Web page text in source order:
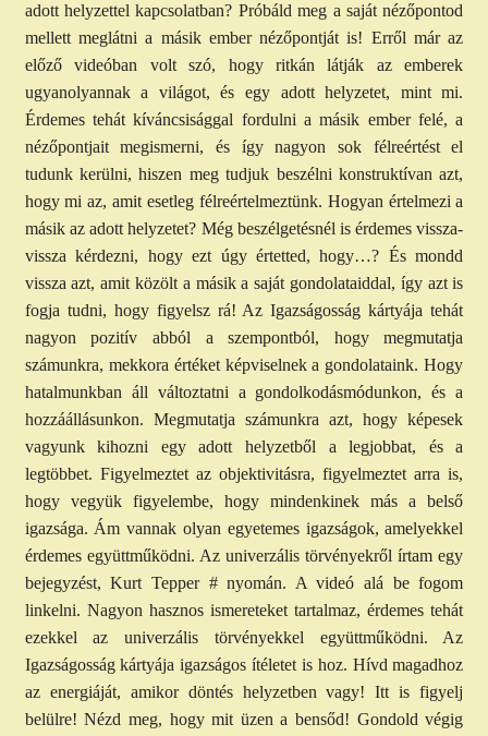
adott helyzettel kapcsolatban? Próbáld meg a saját nézőpontod
mellett meglátni a másik ember nézőpontját is! Erről már az
előző videóban volt szó, hogy ritkán látják az emberek
ugyanolyannak a világot, és egy adott helyzetet, mint mi.
Érdemes tehát kíváncsisággal fordulni a másik ember felé, a
nézőpontjait megismerni, és így nagyon sok félreértést el
tudunk kerülni, hiszen meg tudjuk beszélni konstruktívan azt,
hogy mi az, amit esetleg félreértelmeztünk. Hogyan értelmezi a
másik az adott helyzetet? Még beszélgetésnél is érdemes vissza-
vissza kérdezni, hogy ezt úgy értetted, hogy…? És mondd
vissza azt, amit közölt a másik a saját gondolataiddal, így azt is
fogja tudni, hogy figyelsz rá! Az Igazságosság kártyája tehát
nagyon pozitív abból a szempontból, hogy megmutatja
számunkra, mekkora értéket képviselnek a gondolataink. Hogy
hatalmunkban áll változtatni a gondolkodásmódunkon, és a
hozzáállásunkon. Megmutatja számunkra azt, hogy képesek
vagyunk kihozni egy adott helyzetből a legjobbat, és a
legtöbbet. Figyelmeztet az objektivitásra, figyelmeztet arra is,
hogy vegyük figyelembe, hogy mindenkinek más a belső
igazsága. Ám vannak olyan egyetemes igazságok, amelyekkel
érdemes együttműködni. Az univerzális törvényekről írtam egy
bejegyzést, Kurt Tepper # nyomán. A videó alá be fogom
linkelni. Nagyon hasznos ismereteket tartalmaz, érdemes tehát
ezekkel az univerzális törvényekkel együttműködni. Az
Igazságosság kártyája igazságos ítéletet is hoz. Hívd magadhoz
az energiáját, amikor döntés helyzetben vagy! Itt is figyelj
belülre! Nézd meg, hogy mit üzen a bensőd! Gondold végig